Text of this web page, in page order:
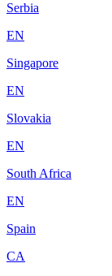
Serbia
EN
Singapore
EN
Slovakia
EN
South Africa
EN
Spain
CA